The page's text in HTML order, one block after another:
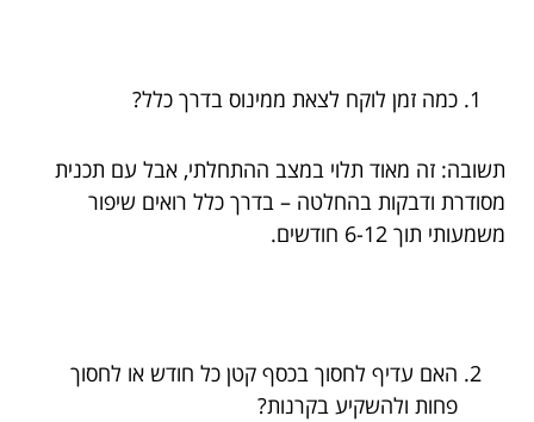
כמה זמן לוקח לצאת ממינוס בדרך כלל?
תשובה: זה מאוד תלוי במצב ההתחלתי, אבל עם תכנית
מסודרת ודבקות בהחלטה – בדרך כלל רואים שיפור
משמעותי תוך 6-12 חודשים.
האם עדיף לחסוך בכסף קטן כל חודש או לחסוך
פחות ולהשקיע בקרנות?